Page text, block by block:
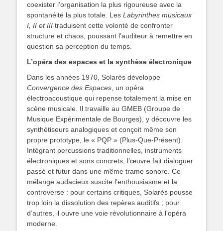
coexister l’organisation la plus rigoureuse avec la
spontanéité la plus totale. Les Labyrinthes musicaux
I, II et III traduisent cette volonté de confronter
structure et chaos, poussant l’auditeur à remettre en
question sa perception du temps.
L’opéra des espaces et la synthèse électronique
Dans les années 1970, Solarès développe
Convergence des Espaces , un opéra
électroacoustique qui repense totalement la mise en
scène musicale. Il travaille au GMEB (Groupe de
Musique Expérimentale de Bourges), y découvre les
synthétiseurs analogiques et conçoit même son
propre prototype, le « PQP » (Plus-Que-Présent).
Intégrant percussions traditionnelles, instruments
électroniques et sons concrets, l’œuvre fait dialoguer
passé et futur dans une même trame sonore. Ce
mélange audacieux suscite l’enthousiasme et la
controverse : pour certains critiques, Solarès pousse
trop loin la dissolution des repères auditifs ; pour
d’autres, il ouvre une voie révolutionnaire à l’opéra
moderne.